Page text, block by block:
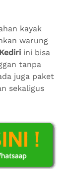
kayak
warung
ini bisa
tanpa
juga paket
sekaligus